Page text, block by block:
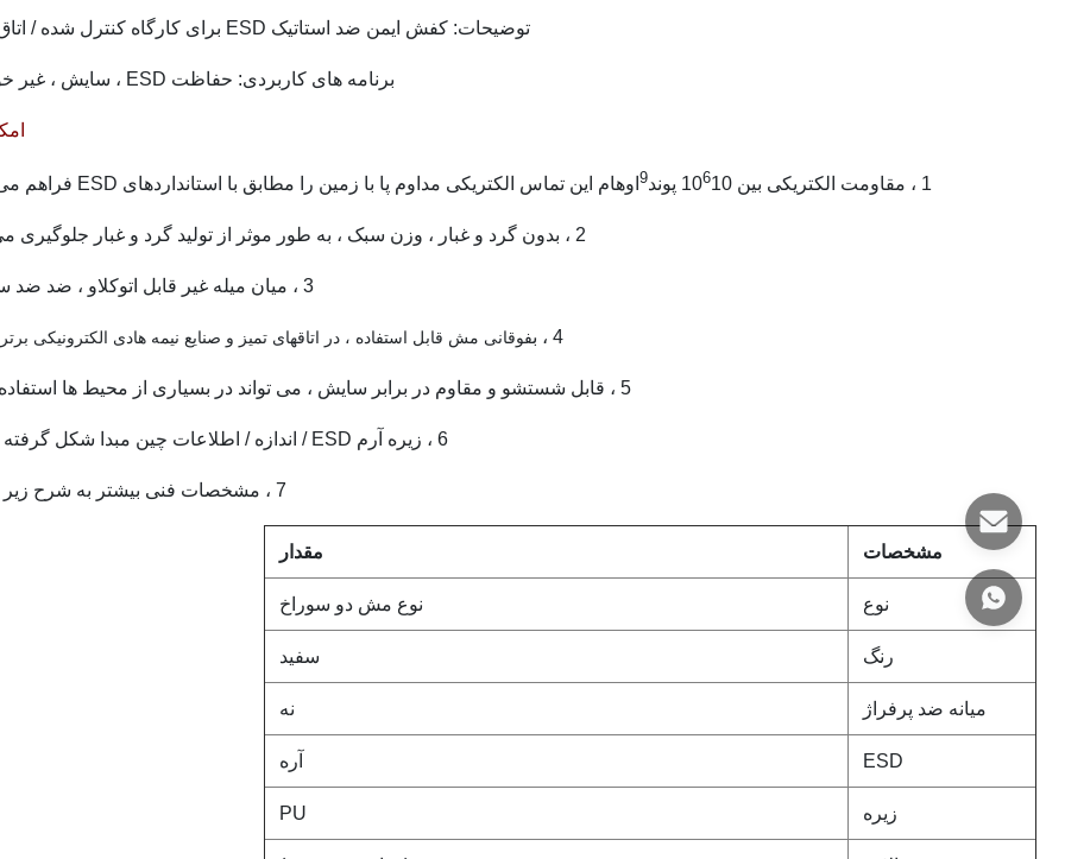
توضیحات: کفش ایمن ضد استاتیک ESD برای کارگاه کنترل شده / اتاق تمیز
برنامه های کاربردی: حفاظت ESD ، سایش ، غیر
1 ، مقاومت الکتریکی بین 10 610 پوند 9 اوهام این تماس الکتریکی مداوم پا با زمین را مطابق با استانداردهای ESD فراهم می کند.
2 ، بدون گرد و غبار ، وزن سبک ، به طور موثر از تولید گرد و غبار جلوگیری می کند
3 ، میان میله غیر قابل اتوکلاو ، ضد ضد سوراخ
4 ، ب فوقانی مش قابل استفاده ، در اتاقهای تمیز و صنایع نیمه هادی الکترونیکی
5 ، قابل شستشو و مقاوم در برابر سایش ، می تواند در بسیاری از محیط ها استفاده شود
6 ، زیره آرم ESD / اندازه / اطلاعات چین مبدا شکل گرفته است
7 ، مشخصات فنی بیشتر به شرح زیر است
مشخصات مقدار
نوع نوع مش دو سوراخ
رنگ سفید
میانه ضد پرفراژ نه
ESD آره
زیره PU